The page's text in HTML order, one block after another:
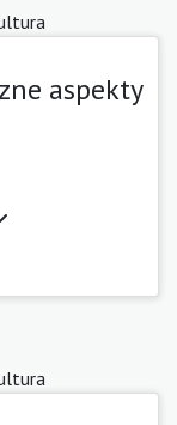
aspekty